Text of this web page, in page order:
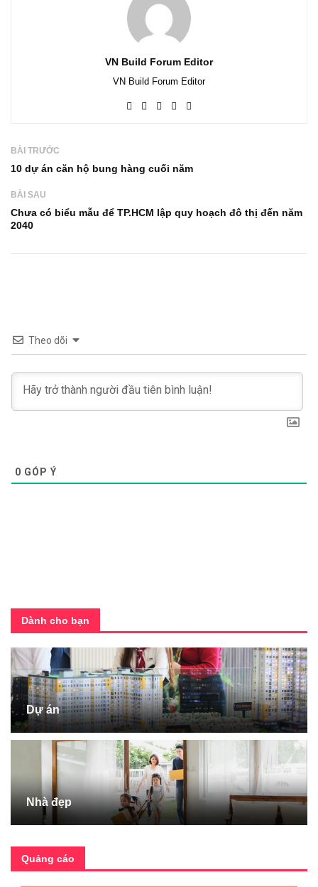
VN Build Forum Editor
VN Build Forum Editor
BÀI TRƯỚC
10 dự án căn hộ bung hàng cuối năm
BÀI SAU
Chưa có biểu mẫu để TP.HCM lập quy hoạch đô thị đến năm
2040
Theo dõi
0 GÓP Ý
Dành cho bạn
Dự án
Nhà đẹp
Quảng cáo